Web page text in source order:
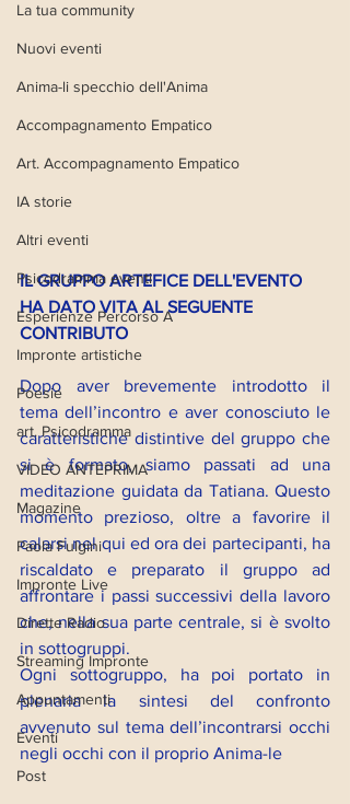
La tua community
Nuovi eventi
Anima-li specchio dell'Anima
Accompagnamento Empatico
Art. Accompagnamento Empatico
IA storie
Altri eventi
Psicodramma eventi
Esperienze Percorso A
Impronte artistiche
Poesie
art. Psicodramma
VIDEO ANTEPRIMA
Magazine
Paola Fulgini
Impronte Live
Dirette Radio
Streaming Impronte
Appuntamenti
Eventi
Post
IL GRUPPO ARTEFICE DELL'EVENTO
HA DATO VITA AL SEGUENTE
CONTRIBUTO
Dopo aver brevemente introdotto il
tema dell’incontro e aver conosciuto le
caratteristiche distintive del gruppo che
si è formato, siamo passati ad una
meditazione guidata da Tatiana. Questo
momento prezioso, oltre a favorire il
calarsi nel qui ed ora dei partecipanti, ha
riscaldato e preparato il gruppo ad
affrontare i passi successivi della lavoro
che, nella sua parte centrale, si è svolto
in sottogruppi.
Ogni sottogruppo, ha poi portato in
plenaria la sintesi del confronto
avvenuto sul tema dell’incontrarsi occhi
negli occhi con il proprio Anima-le